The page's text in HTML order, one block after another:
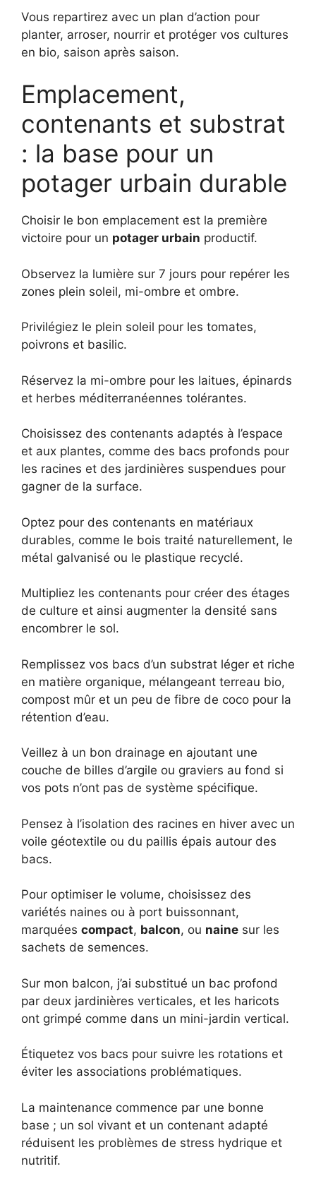
Vous repartirez avec un plan d’action pour
planter, arroser, nourrir et protéger vos cultures
en bio, saison après saison.
Emplacement,
contenants et substrat
: la base pour un
potager urbain durable
Choisir le bon emplacement est la première
victoire pour un potager urbain productif.
Observez la lumière sur 7 jours pour repérer les
zones plein soleil, mi-ombre et ombre.
Privilégiez le plein soleil pour les tomates,
poivrons et basilic.
Réservez la mi-ombre pour les laitues, épinards
et herbes méditerranéennes tolérantes.
Choisissez des contenants adaptés à l’espace
et aux plantes, comme des bacs profonds pour
les racines et des jardinières suspendues pour
gagner de la surface.
Optez pour des contenants en matériaux
durables, comme le bois traité naturellement, le
métal galvanisé ou le plastique recyclé.
Multipliez les contenants pour créer des étages
de culture et ainsi augmenter la densité sans
encombrer le sol.
Remplissez vos bacs d’un substrat léger et riche
en matière organique, mélangeant terreau bio,
compost mûr et un peu de fibre de coco pour la
rétention d’eau.
Veillez à un bon drainage en ajoutant une
couche de billes d’argile ou graviers au fond si
vos pots n’ont pas de système spécifique.
Pensez à l’isolation des racines en hiver avec un
voile géotextile ou du paillis épais autour des
bacs.
Pour optimiser le volume, choisissez des
variétés naines ou à port buissonnant,
marquées compact, balcon, ou naine sur les
sachets de semences.
Sur mon balcon, j’ai substitué un bac profond
par deux jardinières verticales, et les haricots
ont grimpé comme dans un mini-jardin vertical.
Étiquetez vos bacs pour suivre les rotations et
éviter les associations problématiques.
La maintenance commence par une bonne
base ; un sol vivant et un contenant adapté
réduisent les problèmes de stress hydrique et
nutritif.